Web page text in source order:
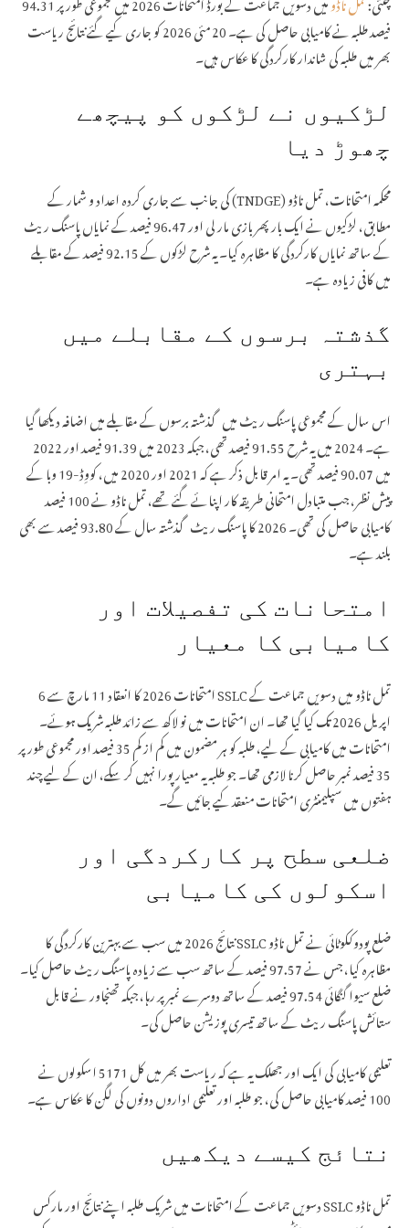
اتر پردیش میں 32 ہزار اسامیوں کے لیے 28...
فیصد طلبہ نے کامیابی حاصل کی ہے۔ 20 مئی 2026 کو جاری کیے گئے نتائج ریاست
بھر میں طلبہ کی شاندار کارکردگی کا عکاس ہیں۔
لڑکیوں نے لڑکوں کو پیچھے
چھوڑ دیا
محکمہ امتحانات، تمل ناڈو (TNDGE) کی جانب سے جاری کردہ اعداد و شمار کے
مطابق، لڑکیوں نے ایک بار پھر بازی مار لی اور 96.47 فیصد کے نمایاں پاسنگ ریٹ
کے ساتھ نمایاں کارکردگی کا مظاہرہ کیا۔ یہ شرح لڑکوں کے 92.15 فیصد کے مقابلے
میں کافی زیادہ ہے۔
گذشتہ برسوں کے مقابلے میں
بہتری
اس سال کے مجموعی پاسنگ ریٹ میں گذشتہ برسوں کے مقابلے میں اضافہ دیکھا گیا
ہے۔ 2024 میں یہ شرح 91.55 فیصد تھی، جبکہ 2023 میں 91.39 فیصد اور 2022
میں 90.07 فیصد تھی۔ یہ امر قابل ذکر ہے کہ 2021 اور 2020 میں، کووِڈ-19 وبا کے
پیش نظر، جب متبادل امتحانی طریقہ کار اپنائے گئے تھے، تمل ناڈو نے 100 فیصد
کامیابی حاصل کی تھی۔ 2026 کا پاسنگ ریٹ گذشتہ سال کے 93.80 فیصد سے بھی
بلند ہے۔
امتحانات کی تفصیلات اور
کامیابی کا معیار
تمل ناڈو میں دسویں جماعت کے SSLC امتحانات 2026 کا انعقاد 11 مارچ سے 6
اپریل 2026 تک کیا گیا تھا۔ ان امتحانات میں نو لاکھ سے زائد طلبہ شریک ہوئے۔
امتحانات میں کامیابی کے لیے، طلبہ کو ہر مضمون میں کم از کم 35 فیصد اور مجموعی طور پر
35 فیصد نمبر حاصل کرنا لازمی تھا۔ جو طلبہ یہ معیار پورا نہیں کر سکے، ان کے لیے چند
ہفتوں میں سپلیمنٹری امتحانات منعقد کیے جائیں گے۔
ضلعی سطح پر کارکردگی اور
اسکولوں کی کامیابی
ضلع پودوککوٹائی نے تمل ناڈو SSLC نتائج 2026 میں سب سے بہترین کارکردگی کا
مظاہرہ کیا، جس نے 97.57 فیصد کے ساتھ سب سے زیادہ پاسنگ ریٹ حاصل کیا۔
ضلع سیوا گنگائی 97.54 فیصد کے ساتھ دوسرے نمبر پر رہا، جبکہ تھنجاور نے قابل
ستائش پاسنگ ریٹ کے ساتھ تیسری پوزیشن حاصل کی۔
تعلیمی کامیابی کی ایک اور جھلک یہ ہے کہ ریاست بھر میں کل 5171 اسکولوں نے
100 فیصد کامیابی حاصل کی، جو طلبہ اور تعلیمی اداروں دونوں کی لگن کا عکاس ہے۔
نتائج کیسے دیکھیں
تمل ناڈو SSLC دسویں جماعت کے امتحانات میں شریک طلبہ اپنے نتائج اور مارکس